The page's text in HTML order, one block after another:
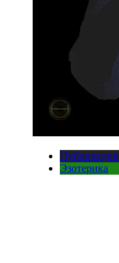
Публикации
Эзотерика